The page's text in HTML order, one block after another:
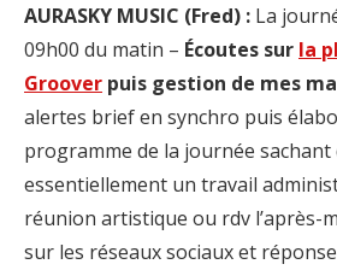
AURASKY MUSIC (Fred) : La
09h00 du matin – Écoutes sur la
Groover puis gestion de mes
alertes brief en synchro puis
programme de la journée sachant
essentiellement un travail
réunion artistique ou rdv l’après-
sur les réseaux sociaux et